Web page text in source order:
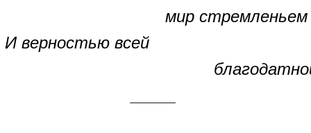
мир стремленьем
И верностью всей
благодатной